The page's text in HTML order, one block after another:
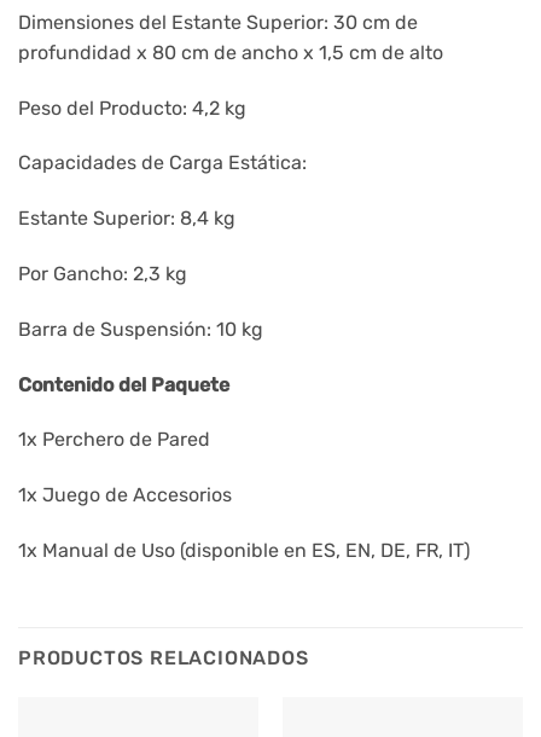
Dimensiones del Estante Superior: 30 cm de
profundidad x 80 cm de ancho x 1,5 cm de alto
Peso del Producto: 4,2 kg
Capacidades de Carga Estática:
Estante Superior: 8,4 kg
Por Gancho: 2,3 kg
Barra de Suspensión: 10 kg
Contenido del Paquete
1x Perchero de Pared
1x Juego de Accesorios
1x Manual de Uso (disponible en ES, EN, DE, FR, IT)
PRODUCTOS RELACIONADOS